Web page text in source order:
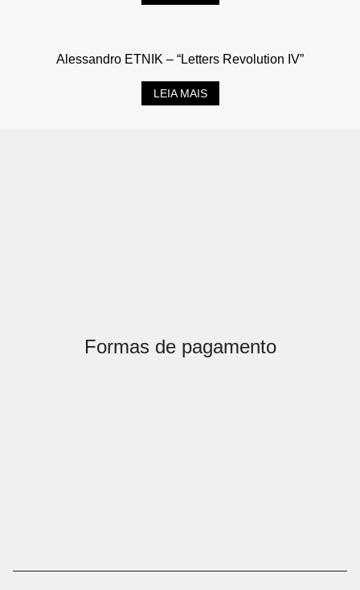
Alessandro ETNIK – “Letters Revolution IV”
LEIA MAIS
Formas de pagamento